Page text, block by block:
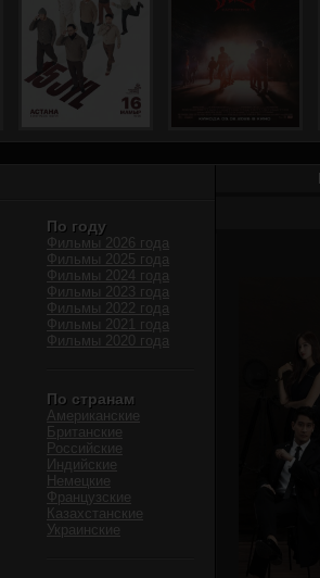
По году
Фильмы 2026 года
Фильмы 2025 года
Фильмы 2024 года
Фильмы 2023 года
Фильмы 2022 года
Фильмы 2021 года
Фильмы 2020 года
По странам
Американские
Британские
Российские
Индийские
Немецкие
Французские
Казахстанские
Украинские